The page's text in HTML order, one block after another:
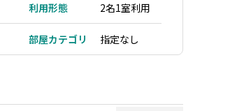
利用形態 2名1室利用
部屋カテゴリ 指定なし